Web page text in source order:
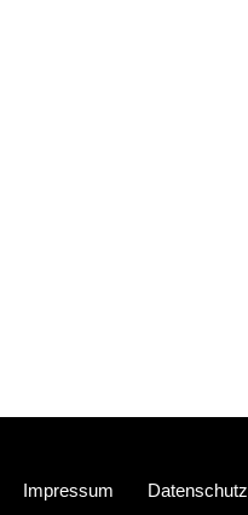
Impressum Datenschutz